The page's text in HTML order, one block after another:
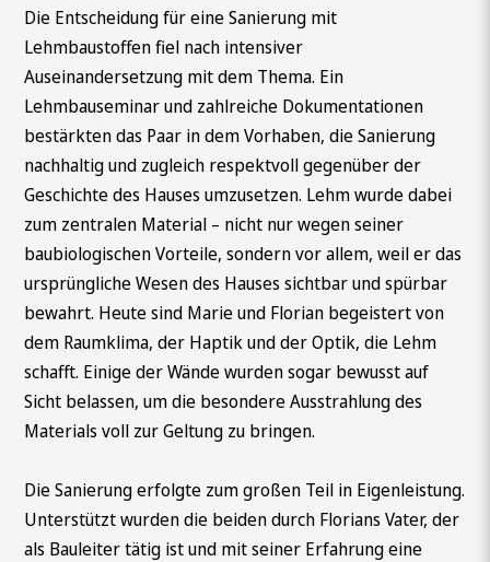
Die Entscheidung für eine Sanierung mit
Lehmbaustoffen fiel nach intensiver
Auseinandersetzung mit dem Thema. Ein
Lehmbauseminar und zahlreiche Dokumentationen
bestärkten das Paar in dem Vorhaben, die Sanierung
nachhaltig und zugleich respektvoll gegenüber der
Geschichte des Hauses umzusetzen. Lehm wurde dabei
zum zentralen Material – nicht nur wegen seiner
baubiologischen Vorteile, sondern vor allem, weil er das
ursprüngliche Wesen des Hauses sichtbar und spürbar
bewahrt. Heute sind Marie und Florian begeistert von
dem Raumklima, der Haptik und der Optik, die Lehm
schafft. Einige der Wände wurden sogar bewusst auf
Sicht belassen, um die besondere Ausstrahlung des
Materials voll zur Geltung zu bringen.
Die Sanierung erfolgte zum großen Teil in Eigenleistung.
Unterstützt wurden die beiden durch Florians Vater, der
als Bauleiter tätig ist und mit seiner Erfahrung eine